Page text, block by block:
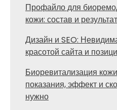
Профайло для
кожи: состав и
Дизайн и SEO:
красотой сайта и
Биоревитализация
показания, эффект и
нужно